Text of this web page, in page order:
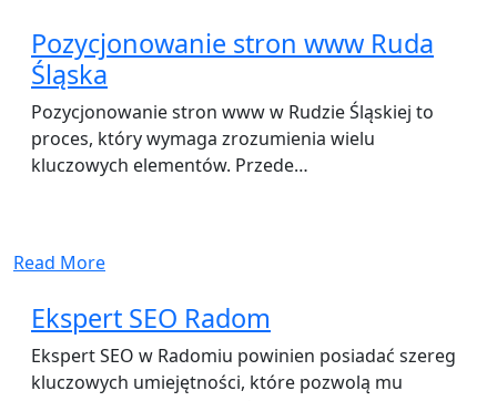
Pozycjonowanie stron www Ruda
Śląska
Pozycjonowanie stron www w Rudzie Śląskiej to
proces, który wymaga zrozumienia wielu
kluczowych elementów. Przede…
Read More
Ekspert SEO Radom
Ekspert SEO w Radomiu powinien posiadać szereg
kluczowych umiejętności, które pozwolą mu